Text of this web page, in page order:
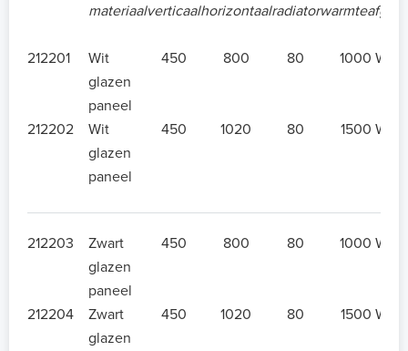
materiaalverticaalhorizontaalradiatorwarmteafgifte
212201
Wit
glazen
paneel
450 800 80 1000 W
212202
Wit
glazen
paneel
450 1020 80 1500 W
212203
Zwart
glazen
paneel
450 800 80 1000 W
212204
Zwart
glazen
450 1020 80 1500 W